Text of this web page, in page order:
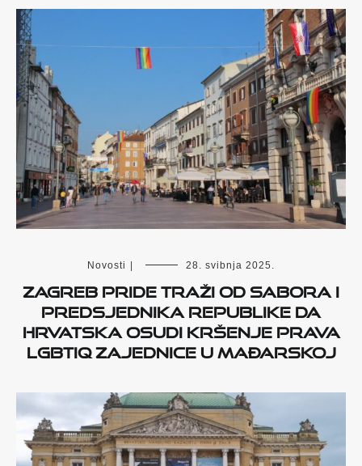
Novosti 28. svibnja 2025.
Zagreb Pride traži od Sabora i
predsjednika Republike da
Hrvatska osudi kršenje prava
LGBTIQ zajednice u Mađarskoj